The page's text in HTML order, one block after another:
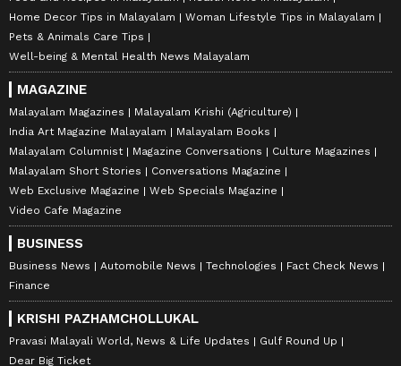
Home Decor Tips in Malayalam
Woman Lifestyle Tips in Malayalam
Pets & Animals Care Tips
Well-being & Mental Health News Malayalam
MAGAZINE
Malayalam Magazines
Malayalam Krishi (Agriculture)
India Art Magazine Malayalam
Malayalam Books
Malayalam Columnist
Magazine Conversations
Culture Magazines
Malayalam Short Stories
Conversations Magazine
Web Exclusive Magazine
Web Specials Magazine
Video Cafe Magazine
BUSINESS
Business News Automobile News Technologies
Fact Check News
Finance
KRISHI PAZHAMCHOLLUKAL
Pravasi Malayali World, News & Life Updates
Gulf Round Up
Dear Big Ticket